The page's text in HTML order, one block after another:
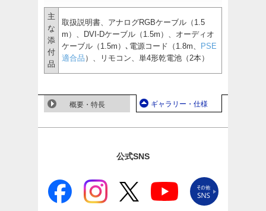
主
な
添
付
品
取扱説明書、アナログRGBケーブル（1.5
m）、DVI-Dケーブル（1.5m）、オーディオ
ケーブル（1.5m）､電源コード（1.8m、
PSE
適合品 ）、リモコン、単4形乾電池（2本）
概要・特長 ギャラリー・仕様
公式SNS